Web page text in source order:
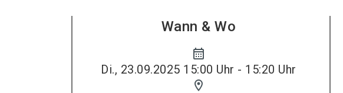
Wann & Wo
calendar_month
Di., 23.09.2025 15:00 Uhr - 15:20 Uhr
location_on